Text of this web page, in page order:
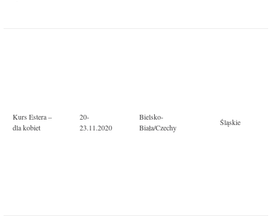
Kurs Estera –
dla kobiet
20-
23.11.2020
Bielsko-
Biała/Czechy
Śląskie